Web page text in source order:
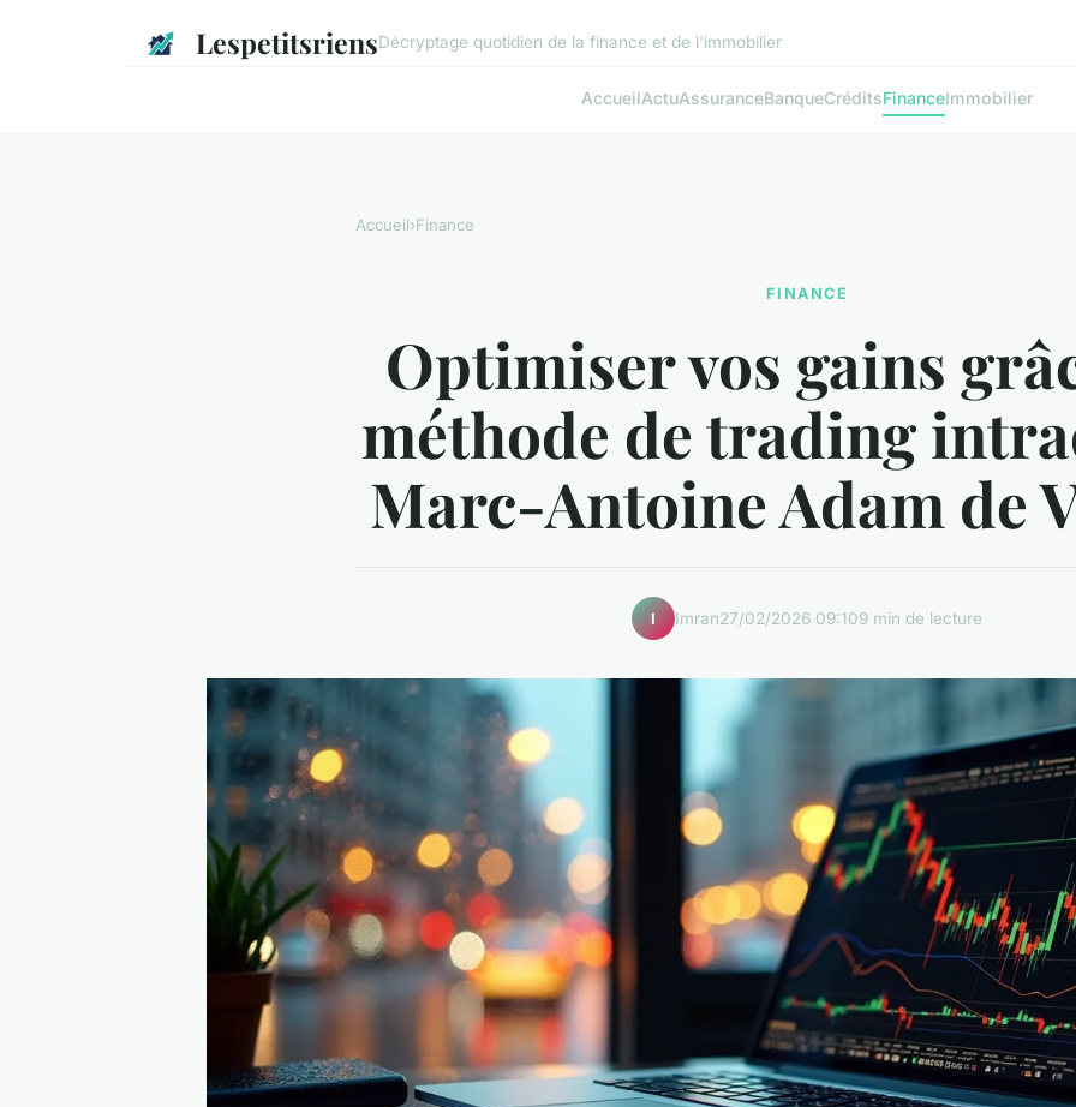
LespetitsriensDécryptage quotidien de la finance et de l'immobilier
AccueilActuAssuranceBanqueCréditsFinanceImmobilier
Accueil›Finance
FINANCE
Optimiser vos gains
méthode de trading
Marc-Antoine Adam de
I Imran27/02/2026 09:109 min de lecture